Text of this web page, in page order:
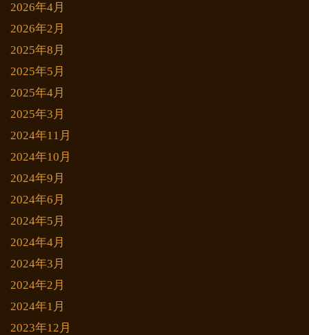
2026年4月
2026年2月
2025年8月
2025年5月
2025年4月
2025年3月
2024年11月
2024年10月
2024年9月
2024年6月
2024年5月
2024年4月
2024年3月
2024年2月
2024年1月
2023年12月